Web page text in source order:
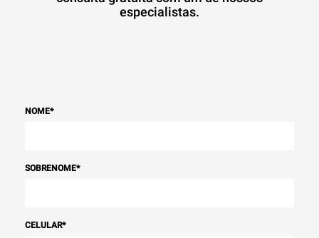
especialistas.
NOME*
SOBRENOME*
CELULAR*